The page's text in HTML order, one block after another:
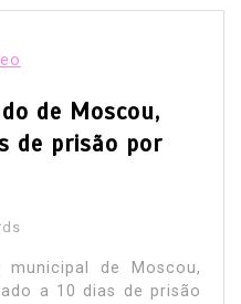
de Moscou,
de prisão por
de Moscou,
a 10 dias de prisão